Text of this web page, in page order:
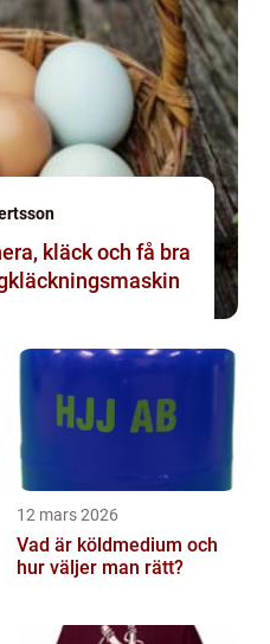
kläck och få bra
12 mars 2026
Vad är köldmedium och
hur väljer man rätt?